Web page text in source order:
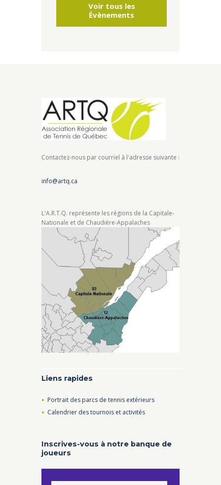
Voir tous les
Évènements
Contactez-nous par courriel à l'adresse suivante :
info@artq.ca
L'A.R.T.Q. représente les régions de la Capitale-
Nationale et de Chaudière-Appalaches
Liens rapides
Portrait des parcs de tennis extérieurs
Calendrier des tournois et activités
Inscrives-vous à notre banque de
joueurs